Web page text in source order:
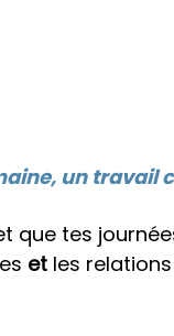
un travail
que tes
et les